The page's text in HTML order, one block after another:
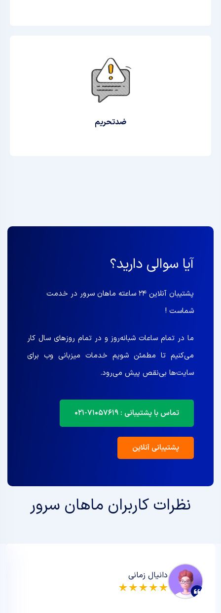
ضدتحریم
آیا سوالی دارید؟
پشتیبان آنلاین ۲۴ ساعته ماهان سرور در خدمت
شماست !
ما در تمام ساعات شبانه‌روز و در تمام روزهای سال کار
می‌کنیم تا مطمئن شویم خدمات میزبانی وب برای
سایت‌ها بی‌نقص پیش می‌رود.
تماس با پشتیبانی : ۷۱۰۵۷۶۱۹-۰۲۱
پشتیبانی آنلاین
نظرات کاربران ماهان سرور
دانیال زمانی